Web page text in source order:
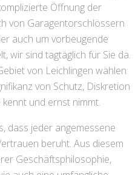
Öffnung der
von Garagentorschlössern
auch um vorbeugende
wir sind tagtäglich für Sie da.
von Leichlingen wählen
von Schutz, Diskretion
und ernst nimmt.
dass jeder angemessene
beruht. Aus diesem
Geschäftsphilosophie,